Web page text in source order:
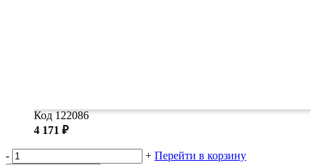
Код 122086
4 171 ₽
- + Перейти в корзину